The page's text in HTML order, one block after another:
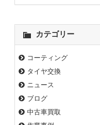
カテゴリー
コーティング
タイヤ交換
ニュース
ブログ
中古車買取